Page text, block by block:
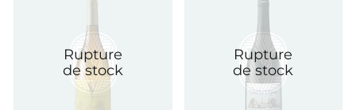
Rupture
de stock
Rupture
de stock